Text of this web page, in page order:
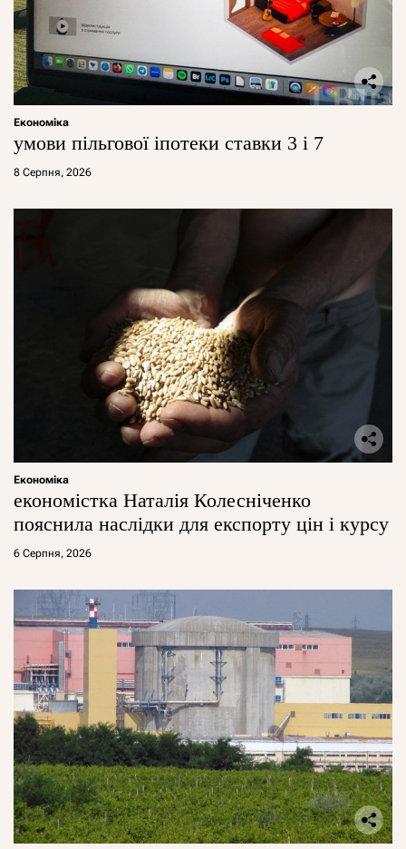
Економіка
умови пільгової іпотеки ставки 3 і 7
8 Серпня, 2026
Економіка
економістка Наталія Колесніченко
пояснила наслідки для експорту цін і курсу
6 Серпня, 2026